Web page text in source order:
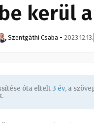
kerül
Szentgáthi Csaba - 2023.12.13.
óta eltelt 3 év, a